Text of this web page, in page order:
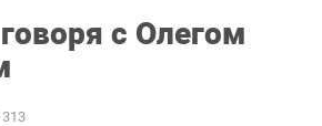
с Олегом
313